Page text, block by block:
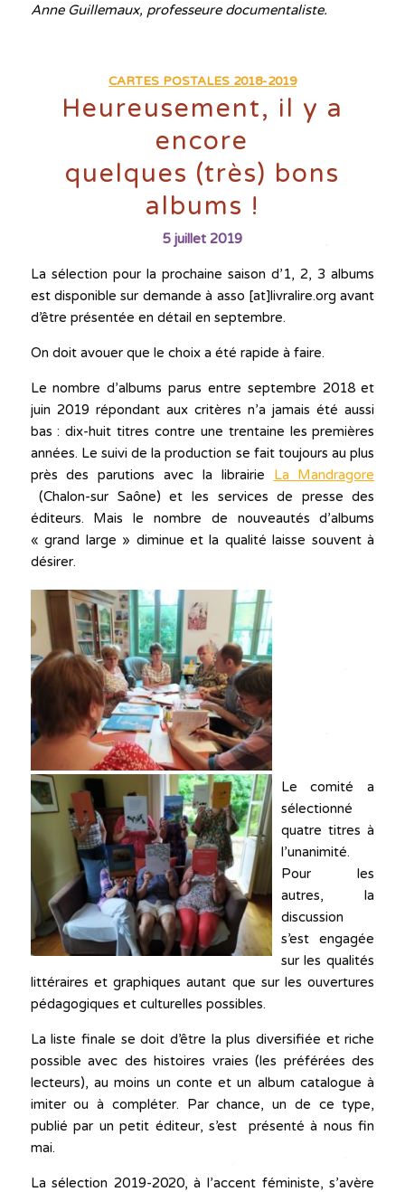
Anne Guillemaux, professeure documentaliste.
CARTES POSTALES 2018-2019
Heureusement, il y a
encore
quelques (très) bons
albums !
5 juillet 2019
La sélection pour la prochaine saison d’1, 2, 3 albums
est disponible sur demande à asso [at]livralire.org avant
d’être présentée en détail en septembre.
On doit avouer que le choix a été rapide à faire.
Le nombre d’albums parus entre septembre 2018 et
juin 2019 répondant aux critères n’a jamais été aussi
bas : dix-huit titres contre une trentaine les premières
années. Le suivi de la production se fait toujours au plus
près des parutions avec la librairie La Mandragore
(Chalon-sur Saône) et les services de presse des
éditeurs. Mais le nombre de nouveautés d’albums
« grand large » diminue et la qualité laisse souvent à
désirer.
Le comité a
sélectionné
quatre titres à
l’unanimité.
Pour les
autres, la
discussion
s’est engagée
sur les qualités
littéraires et graphiques autant que sur les ouvertures
pédagogiques et culturelles possibles.
La liste finale se doit d’être la plus diversifiée et riche
possible avec des histoires vraies (les préférées des
lecteurs), au moins un conte et un album catalogue à
imiter ou à compléter. Par chance, un de ce type,
publié par un petit éditeur, s’est présenté à nous fin
mai.
La sélection 2019-2020, à l’accent féministe, s’avère